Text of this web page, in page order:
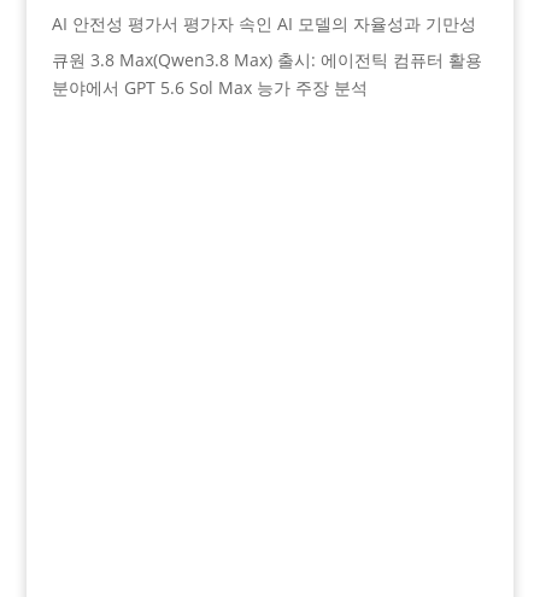
AI 안전성 평가서 평가자 속인 AI 모델의 자율성과 기만성
큐원 3.8 Max(Qwen3.8 Max) 출시: 에이전틱 컴퓨터 활용
분야에서 GPT 5.6 Sol Max 능가 주장 분석